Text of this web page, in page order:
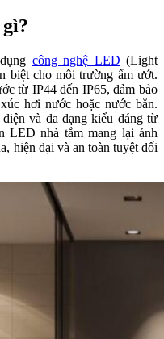
công nghệ LED (Light
biệt cho môi trường ẩm ướt.
từ IP44 đến IP65, đảm bảo
hơi nước hoặc nước bắn.
và đa dạng kiểu dáng từ
LED nhà tắm mang lại ánh
hiện đại và an toàn tuyệt đối